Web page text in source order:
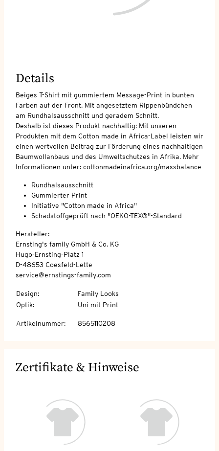
Details
Beiges T-Shirt mit gummiertem Message-Print in bunten
Farben auf der Front. Mit angesetztem Rippenbündchen
am Rundhalsausschnitt und geradem Schnitt.
Deshalb ist dieses Produkt nachhaltig: Mit unseren
Produkten mit dem Cotton made in Africa-Label leisten wir
einen wertvollen Beitrag zur Förderung eines nachhaltigen
Baumwollanbaus und des Umweltschutzes in Afrika. Mehr
Informationen unter: cottonmadeinafrica.org/massbalance
Rundhalsausschnitt
Gummierter Print
Initiative "Cotton made in Africa"
Schadstoffgeprüft nach "OEKO-TEX®"-Standard
Hersteller:
Ernsting's family GmbH & Co. KG
Hugo-Ernsting-Platz 1
D-48653 Coesfeld-Lette
service@ernstings-family.com
Design:
Family Looks
Optik: Uni mit Print
Artikelnummer: 8565110208
Zertifikate & Hinweise